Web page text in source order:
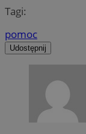
Tagi:
pomoc
Udostępnij